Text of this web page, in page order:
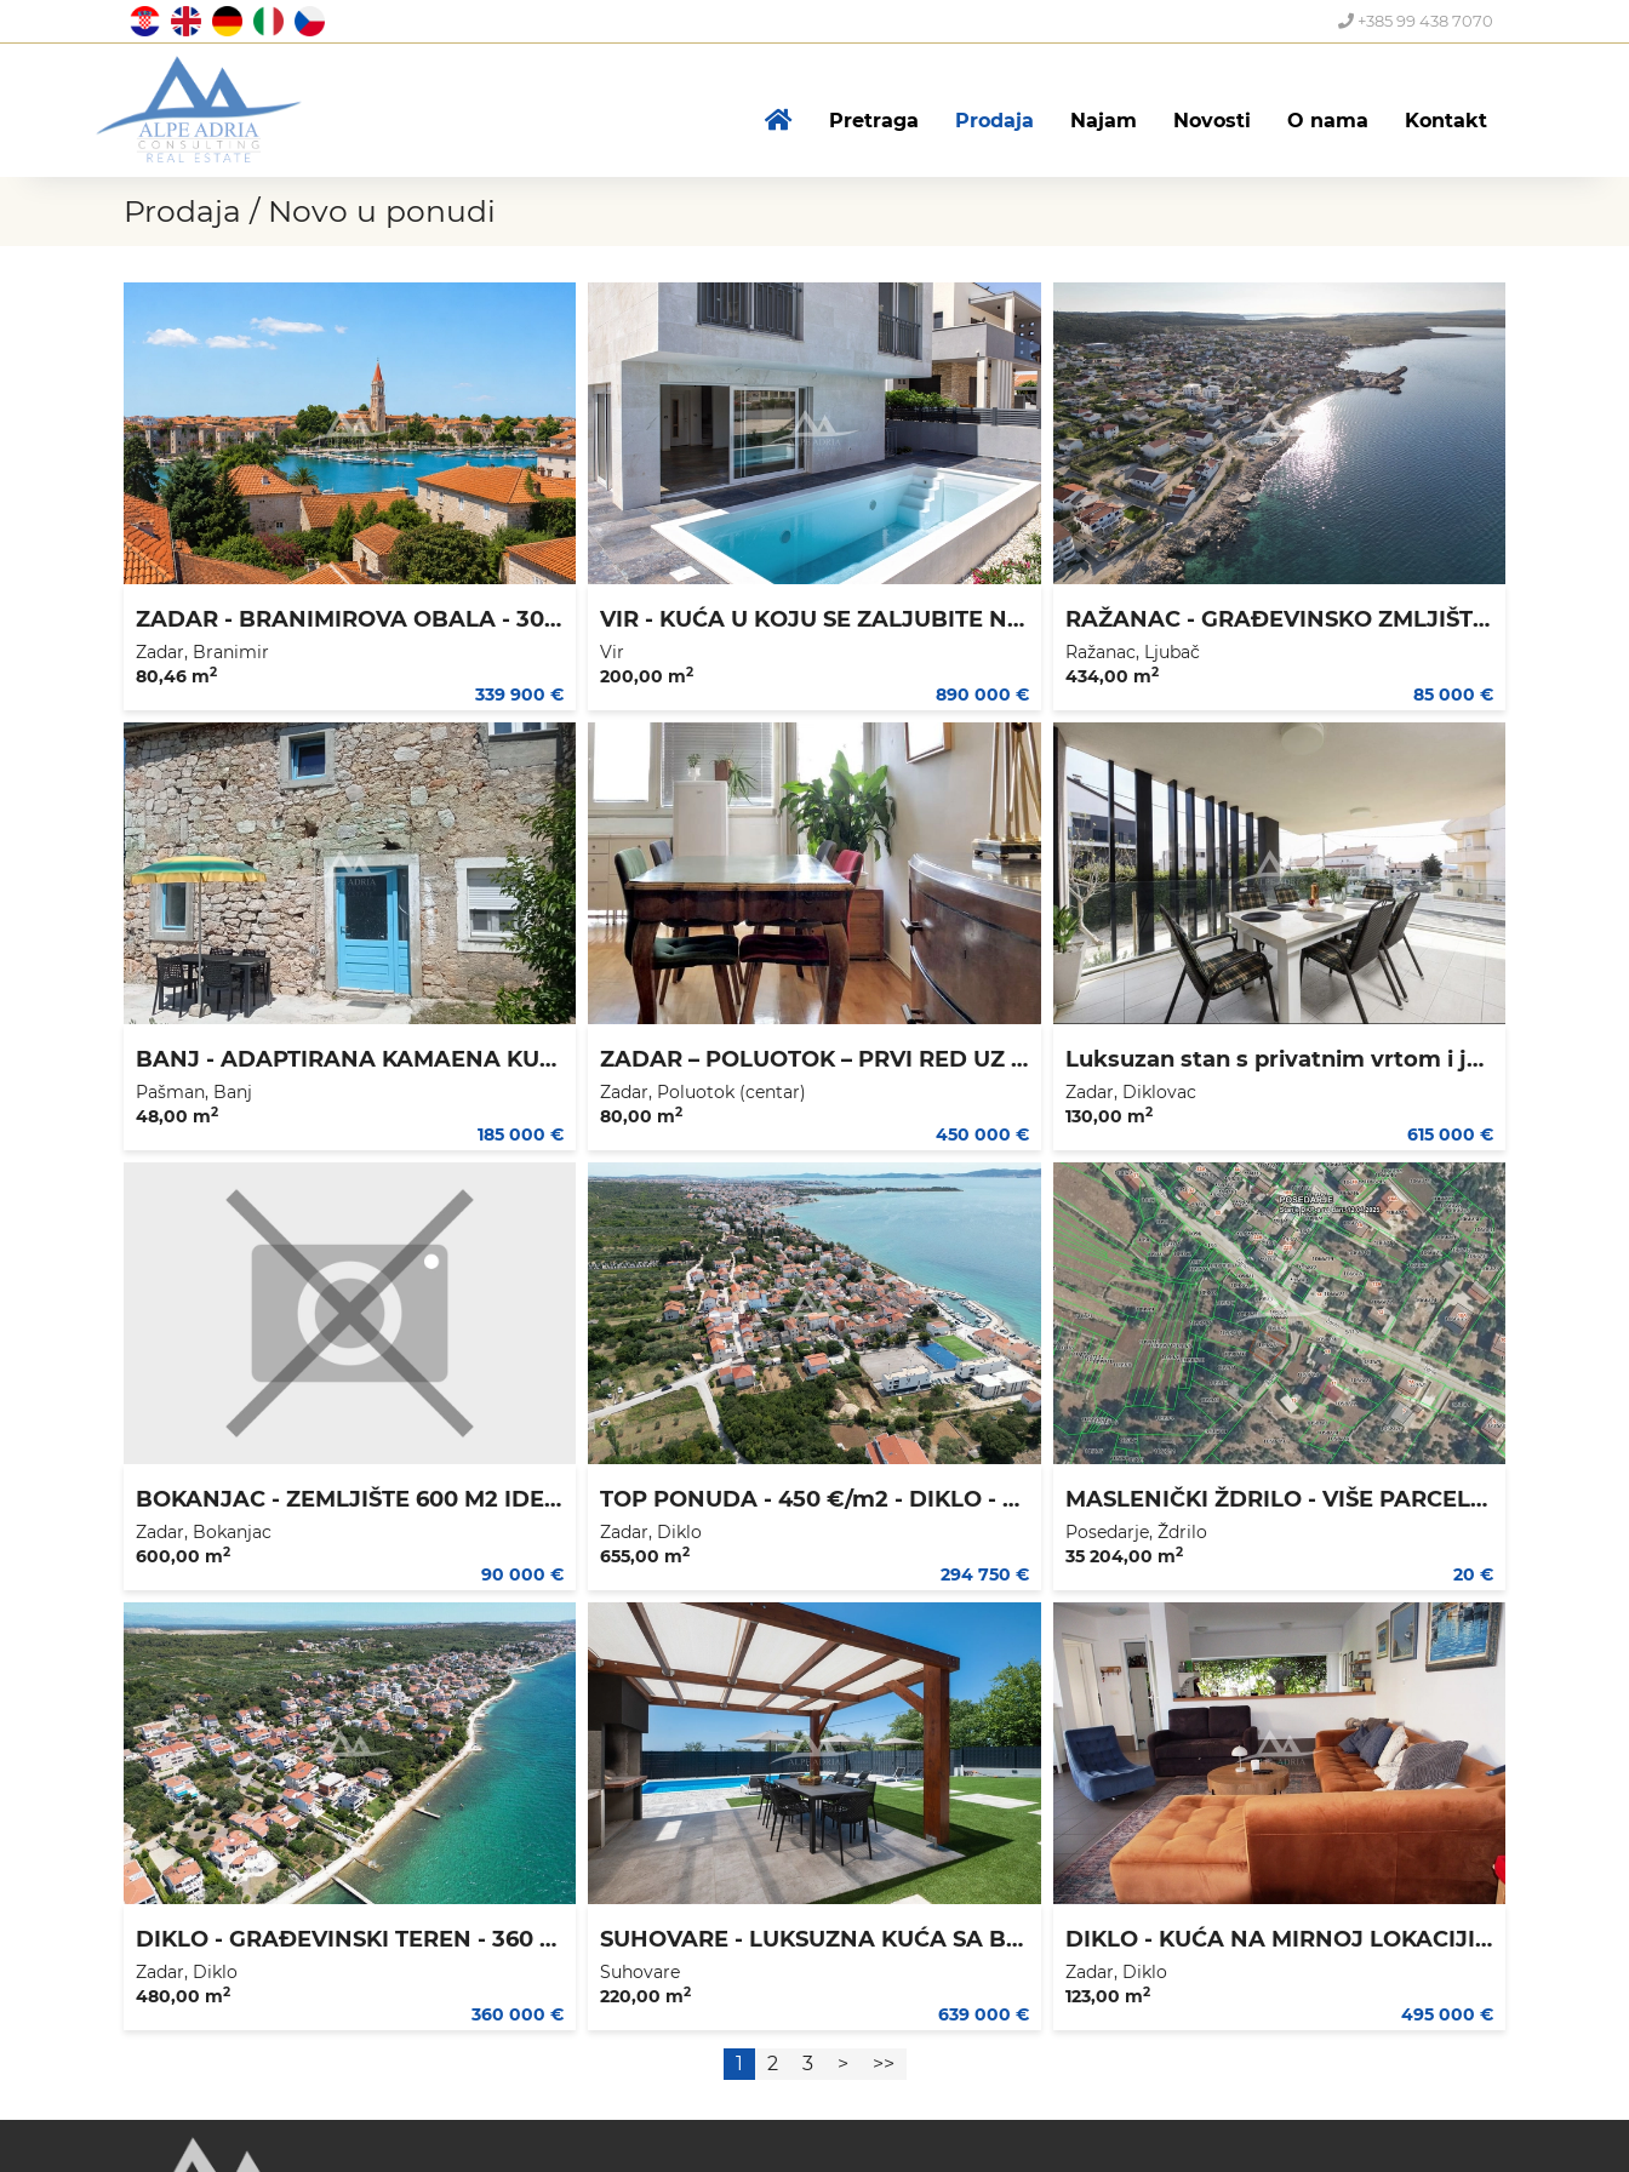
+385 99 438 7070
Pretraga Prodaja Najam Novosti O nama Kontakt
Prodaja / Novo u ponudi
ZADAR - BRANIMIROVA OBALA - 300.000 €
Zadar, Branimir
80,46 m2
339 900 €
VIR - KUĆA U KOJU SE ZALJUBITE NA PRVI POGLED - 890.000 €
Vir
200,00 m2
890 000 €
RAŽANAC - GRAĐEVINSKO ZMLJIŠTE 434 M2 - 109.000 €
Ražanac, Ljubač
434,00 m2
85 000 €
BANJ - ADAPTIRANA KAMAENA KUĆA 50 M2 PLUS RUŠEVINA 81 M2 - 1850.000 €
Pašman, Banj
48,00 m2
185 000 €
ZADAR – POLUOTOK – PRVI RED UZ MORE – EKSKLUZIVNA LOKACIJA
Zadar, Poluotok (centar)
80,00 m2
450 000 €
Luksuzan stan s privatnim vrtom i jacuzzijem – Diklovac, Zadar
Zadar, Diklovac
130,00 m2
615 000 €
BOKANJAC - ZEMLJIŠTE 600 M2 IDEALNO ZA OBITELJSKU KUĆU
Zadar, Bokanjac
600,00 m2
90 000 €
TOP PONUDA - 450 €/m2 - DIKLO - GRAĐEVINSKO ZEMLJIŠTE 655 M2 - PLUS 114 m2 - PLUS 84 m2 prilaz
Zadar, Diklo
655,00 m2
294 750 €
MASLENIČKI ŽDRILO - VIŠE PARCELA 25€/M2
Posedarje, Ždrilo
35 204,00 m2
20 €
DIKLO - GRAĐEVINSKI TEREN - 360 m2 - - KOMPENZACIJA ZA STAN
Zadar, Diklo
480,00 m2
360 000 €
SUHOVARE - LUKSUZNA KUĆA SA BAZENOM - IDELANA ZA NAJAM - EKSKLUZIVNO PRAVO POSREDOVANJA
Suhovare
220,00 m2
639 000 €
DIKLO - KUĆA NA MIRNOJ LOKACIJI - IDEALNA ZA ŽIVOT I NAJAM - 550.000 €
Zadar, Diklo
123,00 m2
495 000 €
1 2 3 > >>